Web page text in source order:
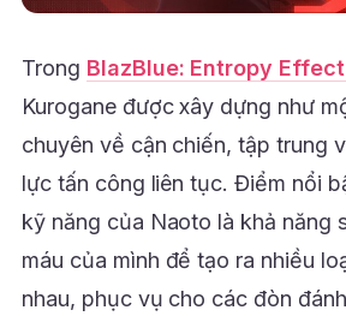
Trong BlazBlue: Entropy
Kurogane được xây dựng như
chuyên về cận chiến, tập trung
lực tấn công liên tục. Điểm nổi
kỹ năng của Naoto là khả năng
máu của mình để tạo ra nhiều
nhau, phục vụ cho các đòn